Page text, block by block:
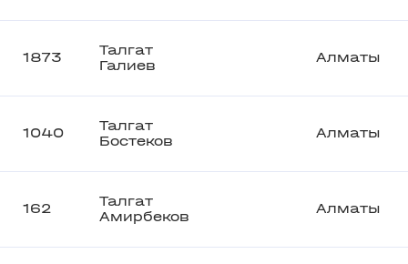
1873
Талгат
Галиев
Алматы
1040
Талгат
Бостеков
Алматы
162
Талгат
Амирбеков
Алматы